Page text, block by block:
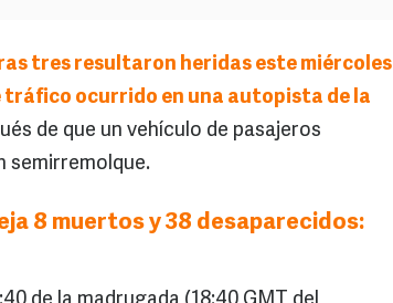
tres resultaron heridas este miércoles
tráfico ocurrido en una autopista de la
de que un vehículo de pasajeros
semirremolque.
8 muertos y 38 desaparecidos: